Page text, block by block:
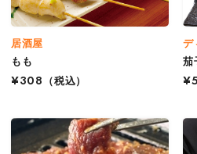
居酒屋
もも
¥308
（税込）
デ
茄